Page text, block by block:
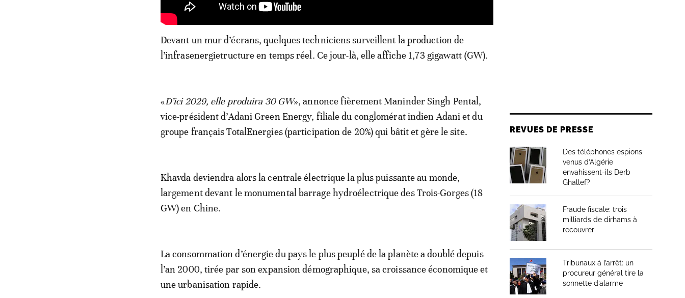
Devant un mur d’écrans, quelques techniciens surveillent la production de
l’infrasenergietructure en temps réel. Ce jour-là, elle affiche 1,73 gigawatt (GW).
«D’ici 2029, elle produira 30 GW», annonce fièrement Maninder Singh Pental,
vice-président d’Adani Green Energy, filiale du conglomérat indien Adani et du
groupe français TotalEnergies (participation de 20%) qui bâtit et gère le site.
Khavda deviendra alors la centrale électrique la plus puissante au monde,
largement devant le monumental barrage hydroélectrique des Trois-Gorges (18
GW) en Chine.
La consommation d’énergie du pays le plus peuplé de la planète a doublé depuis
l’an 2000, tirée par son expansion démographique, sa croissance économique et
une urbanisation rapide.
REVUES DE PRESSE
Des téléphones espions
venus d’Algérie
envahissent-ils Derb
Ghallef?
Fraude fiscale: trois
milliards de dirhams à
recouvrer
Tribunaux à l’arrêt: un
procureur général tire la
sonnette d’alarme